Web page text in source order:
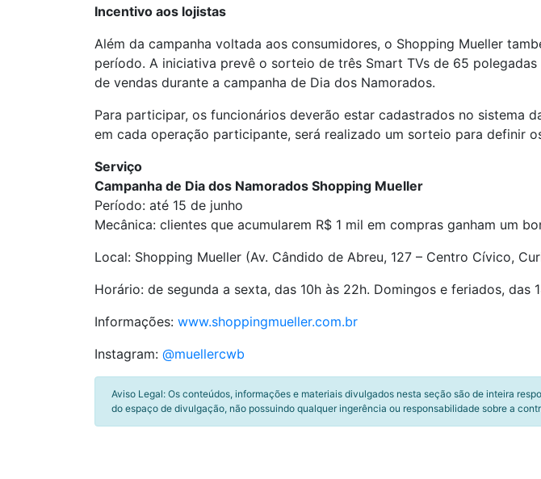
Incentivo aos lojistas
Além da campanha voltada aos consumidores, o Shopping Mueller
período. A iniciativa prevê o sorteio de três Smart TVs de 65
de vendas durante a campanha de Dia dos Namorados.
Para participar, os funcionários deverão estar cadastrados no sistema
em cada operação participante, será realizado um sorteio para definir
Serviço
Campanha de Dia dos Namorados Shopping Mueller
Período: até 15 de junho
Mecânica: clientes que acumularem R$ 1 mil em compras ganham um
Local: Shopping Mueller (Av. Cândido de Abreu, 127 – Centro Cívico,
Horário: de segunda a sexta, das 10h às 22h. Domingos e feriados, das
Informações: www.shoppingmueller.com.br
Instagram: @muellercwb
Aviso Legal: Os conteúdos, informações e materiais divulgados nesta seção são de inteira
do espaço de divulgação, não possuindo qualquer ingerência ou responsabilidade sobre a